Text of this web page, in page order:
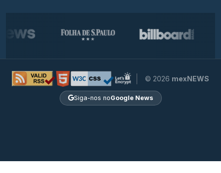
© 2026 mexNEWS
Siga-nos noGoogle News